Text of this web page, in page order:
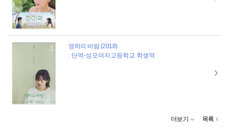
영하의 바람 (2018)
: 단역-성모여자고등학교 학생역
더보기 목록